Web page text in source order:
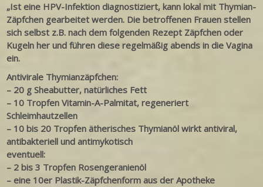
„Ist eine HPV-Infektion diagnostiziert, kann lokal mit Thymian-
Zäpfchen gearbeitet werden. Die betroffenen Frauen stellen
sich selbst z.B. nach dem folgenden Rezept Zäpfchen oder
Kugeln her und führen diese regelmäßig abends in die Vagina
ein.
Antivirale Thymianzäpfchen:
– 20 g Sheabutter, natürliches Fett
– 10 Tropfen Vitamin-A-Palmitat, regeneriert
Schleimhautzellen
– 10 bis 20 Tropfen ätherisches Thymianöl wirkt antiviral,
antibakteriell und antimykotisch
eventuell:
– 2 bis 3 Tropfen Rosengeranienöl
– eine 10er Plastik-Zäpfchenform aus der Apotheke